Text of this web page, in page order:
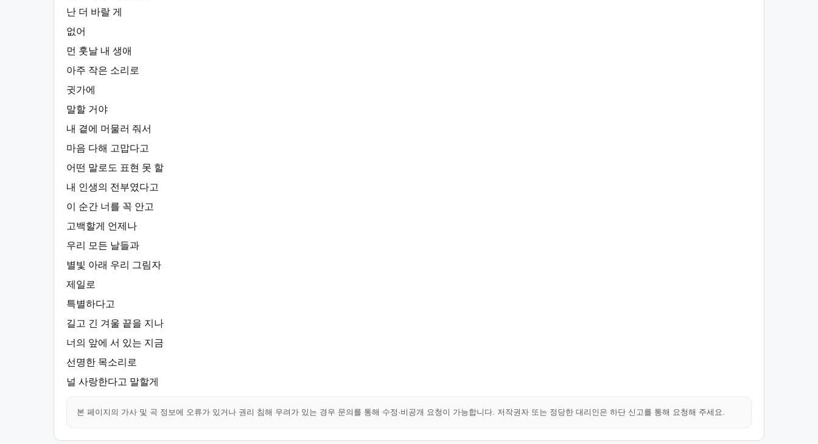
난 더 바랄 게
없어
먼 훗날 내 생애
아주 작은 소리로
귓가에
말할 거야
내 곁에 머물러 줘서
마음 다해 고맙다고
어떤 말로도 표현 못 할
내 인생의 전부였다고
이 순간 너를 꼭 안고
고백할게 언제나
우리 모든 날들과
별빛 아래 우리 그림자
제일로
특별하다고
길고 긴 겨울 끝을 지나
너의 앞에 서 있는 지금
선명한 목소리로
널 사랑한다고 말할게
본 페이지의 가사 및 곡 정보에 오류가 있거나 권리 침해 우려가 있는 경우 문의를 통해 수정·비공개 요청이 가능합니다. 저작권자 또는 정당한 대리인은 하단 신고를 통해 요청해 주세요.